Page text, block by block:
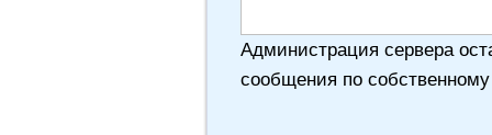
Администрация сервера
сообщения по